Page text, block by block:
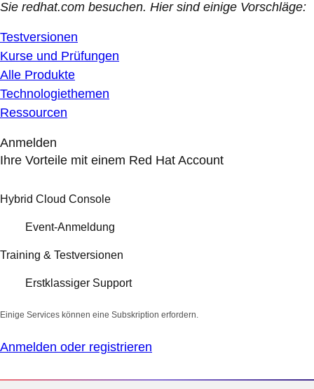
Sie redhat.com besuchen. Hier sind einige Vorschläge:
Testversionen
Kurse und Prüfungen
Alle Produkte
Technologiethemen
Ressourcen
Anmelden
Ihre Vorteile mit einem Red Hat Account
Hybrid Cloud Console
Event-Anmeldung
Training & Testversionen
Erstklassiger Support
Einige Services können eine Subskription erfordern.
Anmelden oder registrieren